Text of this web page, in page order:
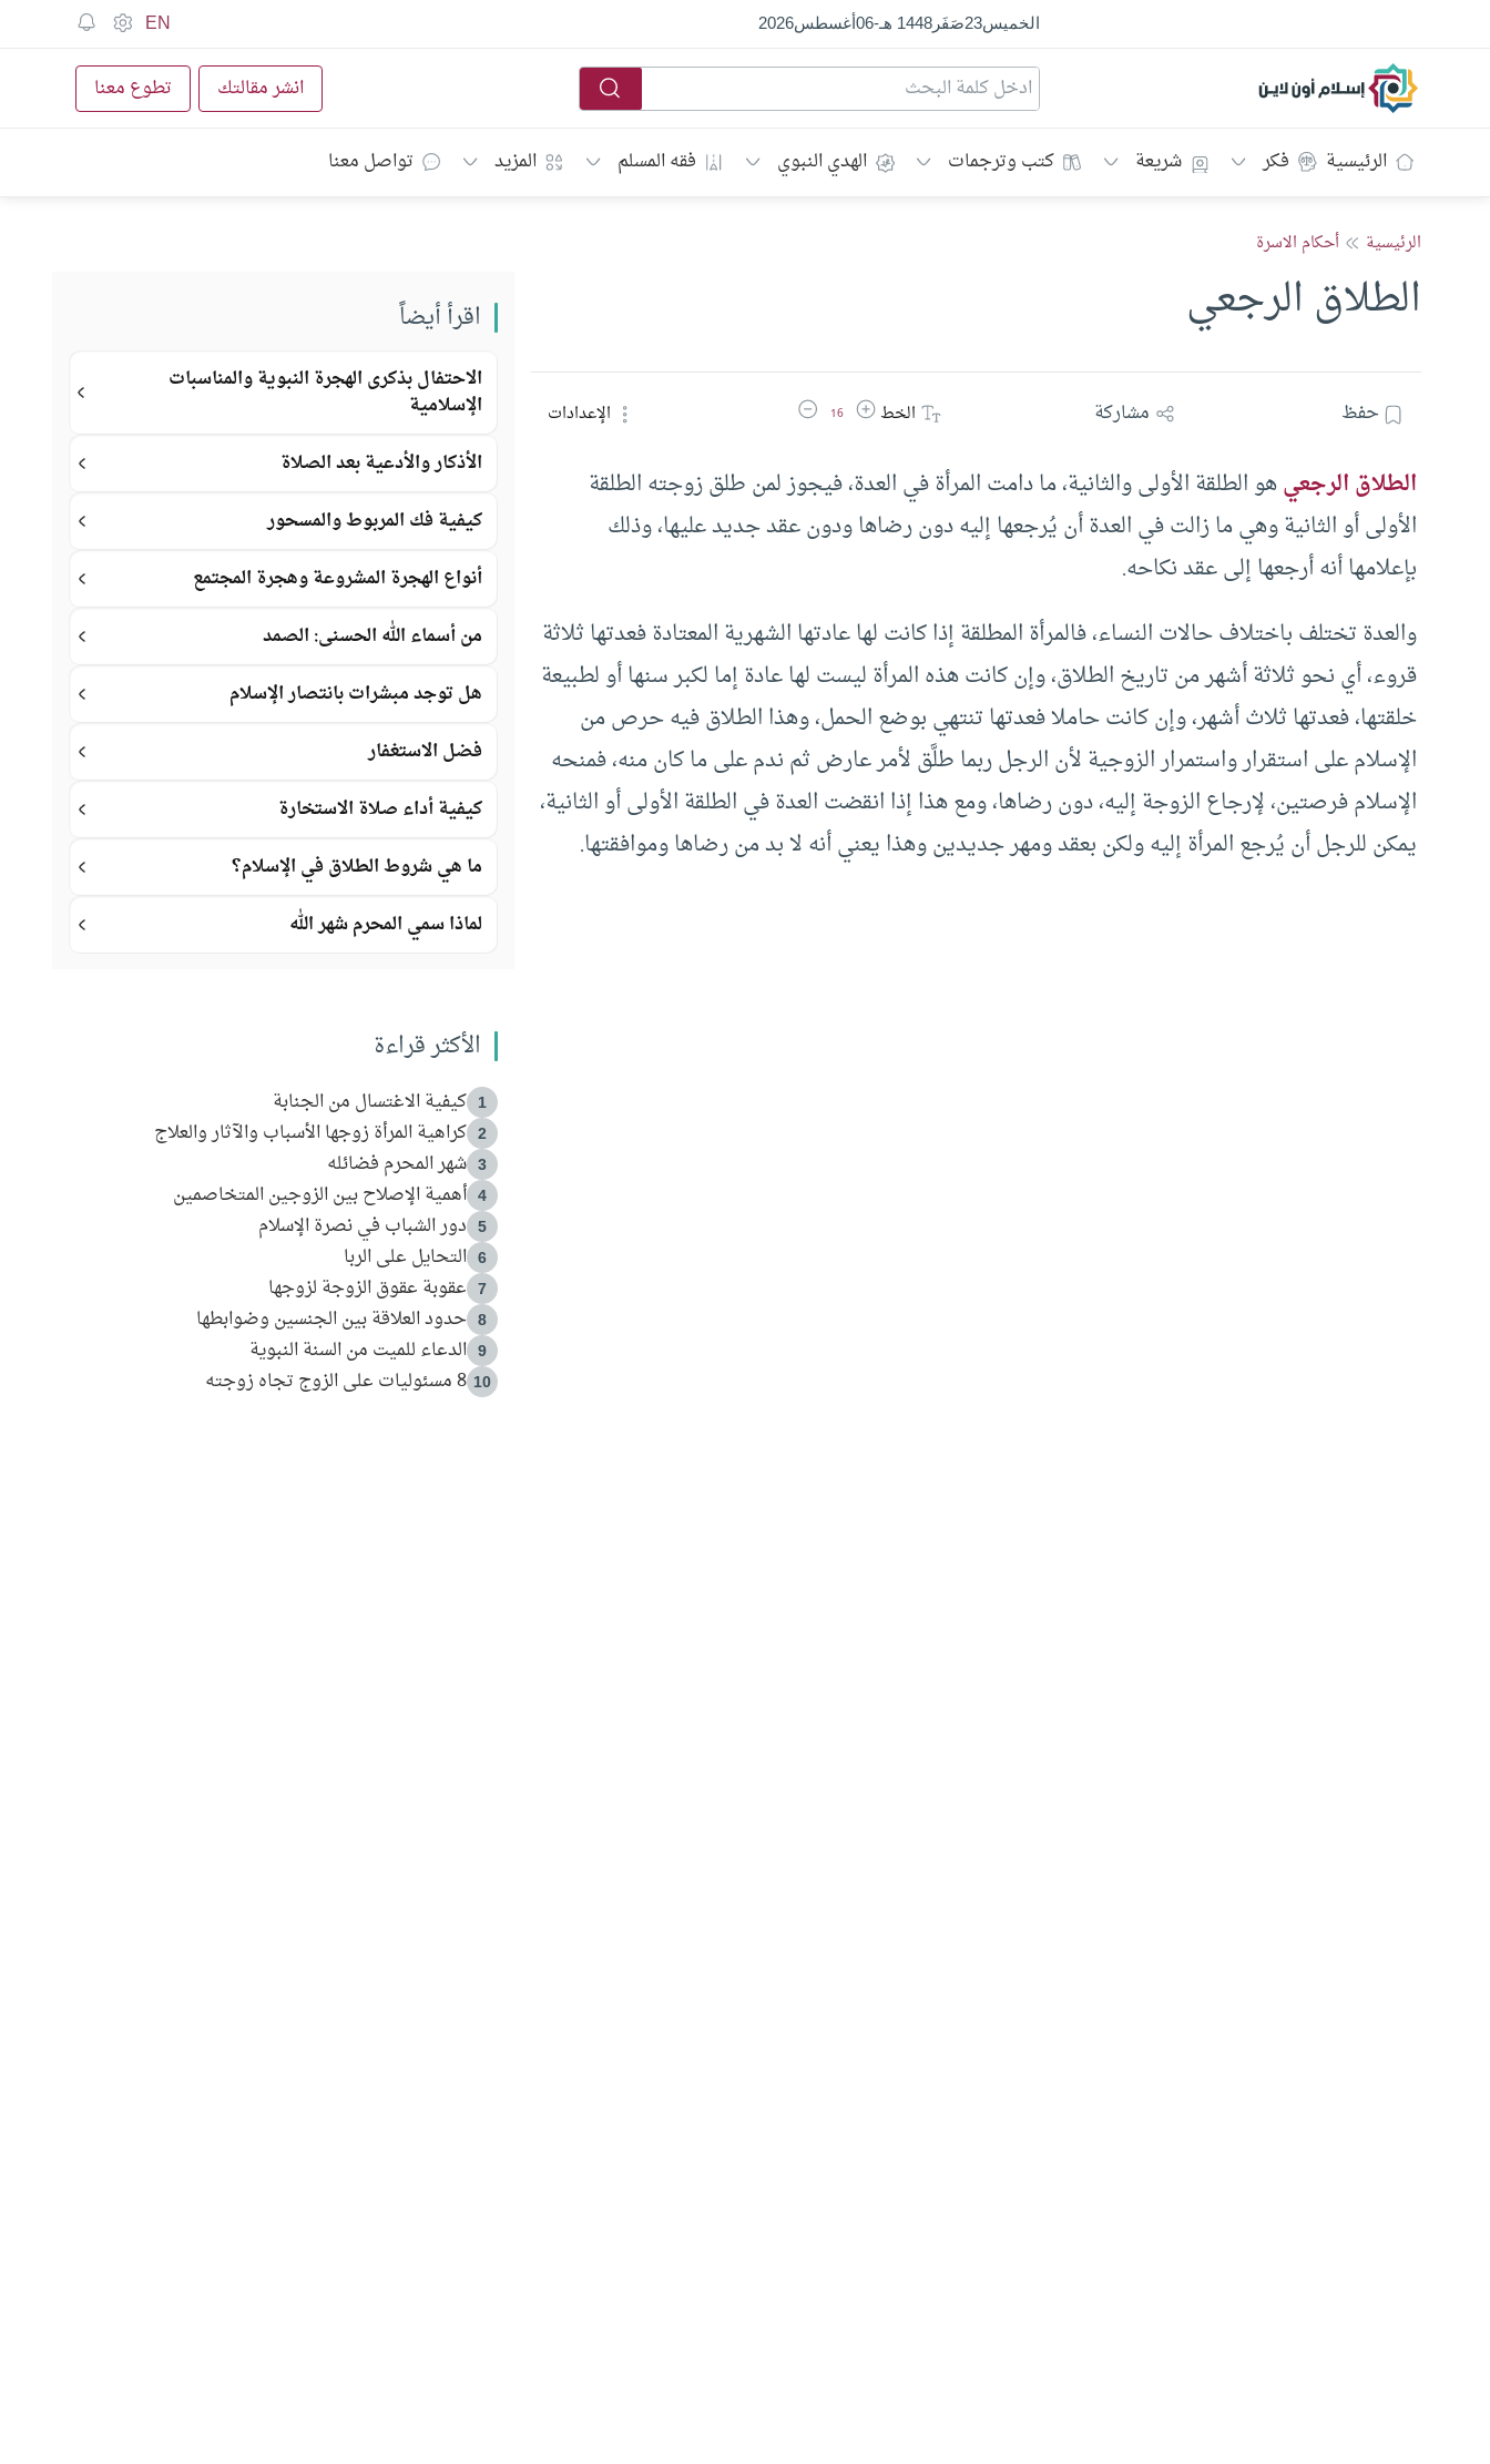
الخميس23صَفَر1448 هـ -
06أغسطس2026
EN
إسلام أون لاين انشر مقالتك تطوع معنا
الرئيسية فكر شريعة كتب وترجمات الهدي النبوي فقه المسلم المزيد تواصل معنا
الرئيسية أحكام الاسرة
الطلاق الرجعي
حفظ مشاركة الخطزيادة حجم الخط
16 تقليل حجم الخط الإعدادات
الطلاق الرجعيهو الطلقة الأولى والثانية، ما دامت المرأة في العدة، فيجوز لمن طلق زوجته الطلقة
الأولى أو الثانية وهي ما زالت في العدة أن يُرجعها إليه دون رضاها ودون عقد جديد عليها، وذلك
بإعلامها أنه أرجعها إلى عقد نكاحه.
والعدة تختلف باختلاف حالات النساء، فالمرأة المطلقة إذا كانت لها عادتها الشهرية المعتادة فعدتها ثلاثة
قروء، أي نحو ثلاثة أشهر من تاريخ الطلاق، وإن كانت هذه المرأة ليست لها عادة إما لكبر سنها أو لطبيعة
خلقتها، فعدتها ثلاث أشهر، وإن كانت حاملا فعدتها تنتهي بوضع الحمل، وهذا الطلاق فيه حرص من
الإسلام على استقرار واستمرار الزوجية لأن الرجل ربما طلَّق لأمر عارض ثم ندم على ما كان منه، فمنحه
الإسلام فرصتين، لإرجاع الزوجة إليه، دون رضاها، ومع هذا إذا انقضت العدة في الطلقة الأولى أو الثانية،
يمكن للرجل أن يُرجع المرأة إليه ولكن بعقد ومهر جديدين وهذا يعني أنه لا بد من رضاها وموافقتها.
اقرأ أيضاً
الاحتفال بذكرى الهجرة النبوية والمناسبات
الإسلامية
الأذكار والأدعية بعد الصلاة
كيفية فك المربوط والمسحور
أنواع الهجرة المشروعة وهجرة المجتمع
من أسماء الله الحسنى: الصمد
هل توجد مبشرات بانتصار الإسلام
فضل الاستغفار
كيفية أداء صلاة الاستخارة
ما هي شروط الطلاق في الإسلام؟
لماذا سمي المحرم شهر الله
الأكثر قراءة
1 كيفية الاغتسال من الجنابة
2 كراهية المرأة زوجها الأسباب والآثار والعلاج
3 شهر المحرم فضائله
4 أهمية الإصلاح بين الزوجين المتخاصمين
5 دور الشباب في نصرة الإسلام
6 التحايل على الربا
7 عقوبة عقوق الزوجة لزوجها
8 حدود العلاقة بين الجنسين وضوابطها
9 الدعاء للميت من السنة النبوية
10 8 مسئوليات على الزوج تجاه زوجته